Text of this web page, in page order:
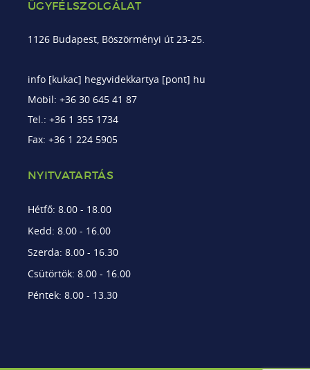
ÜGYFÉLSZOLGÁLAT
1126 Budapest, Böszörményi út 23-25.
info [kukac] hegyvidekkartya [pont] hu
Mobil: +36 30 645 41 87
Tel.: +36 1 355 1734
Fax: +36 1 224 5905
NYITVATARTÁS
Hétfő: 8.00 - 18.00
Kedd: 8.00 - 16.00
Szerda: 8.00 - 16.30
Csütörtök: 8.00 - 16.00
Péntek: 8.00 - 13.30